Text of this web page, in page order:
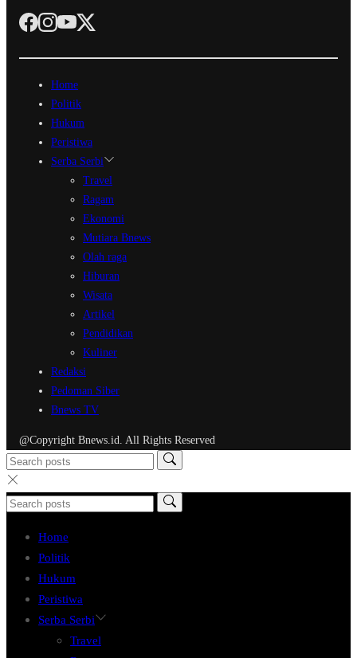
Home
Politik
Hukum
Peristiwa
Serba Serbi
Travel
Ragam
Ekonomi
Mutiara Bnews
Olah raga
Hiburan
Wisata
Artikel
Pendidikan
Kuliner
Redaksi
Pedoman Siber
Bnews TV
@Copyright Bnews.id. All Rights Reserved
Home
Politik
Hukum
Peristiwa
Serba Serbi
Travel